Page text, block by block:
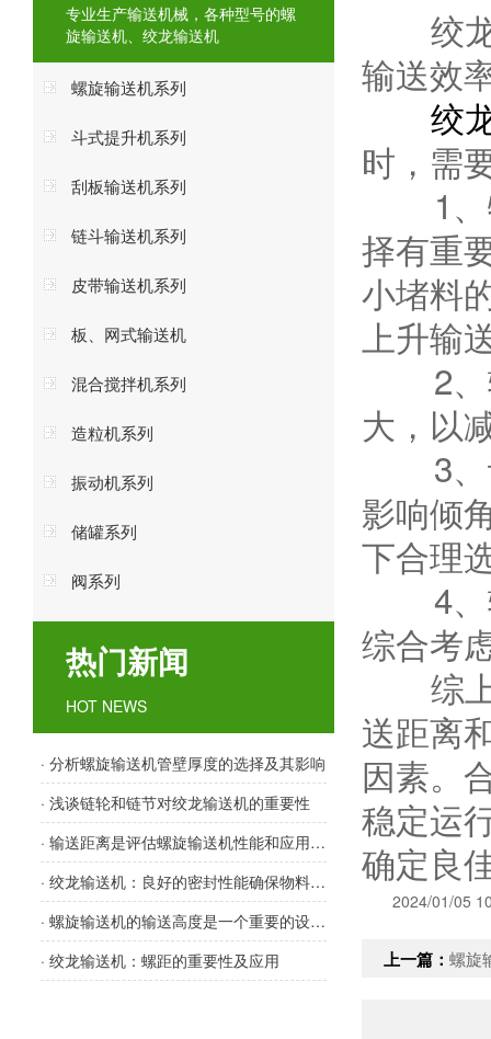
专业生产输送机械，各种型号的螺
旋输送机、绞龙输送机
螺旋输送机系列
斗式提升机系列
刮板输送机系列
链斗输送机系列
皮带输送机系列
板、网式输送机
混合搅拌机系列
造粒机系列
振动机系列
储罐系列
阀系列
热门新闻
HOT NEWS
· 分析螺旋输送机管壁厚度的选择及其影响
· 浅谈链轮和链节对绞龙输送机的重要性
· 输送距离是评估螺旋输送机性能和应用范围的重要指标之一
· 绞龙输送机：良好的密封性能确保物料输送顺畅
· 螺旋输送机的输送高度是一个重要的设计参数
· 绞龙输送机：螺距的重要性及应用
绞龙
输送效
绞
时，需
1、物
择有重
小堵料
上升输
2、输
大，以
3、设
影响倾
下合理
4、输
综合考
综上
送距离
因素。
稳定运
确定良
2024/01/05
上一篇： 螺旋